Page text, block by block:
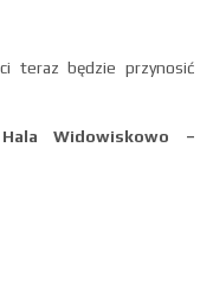
teraz będzie przynosić
Hala Widowiskowo –